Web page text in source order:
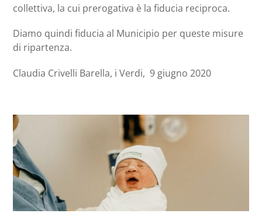
collettiva, la cui prerogativa è la fiducia reciproca.
Diamo quindi fiducia al Municipio per queste misure
di ripartenza.
Claudia Crivelli Barella, i Verdi, 9 giugno 2020